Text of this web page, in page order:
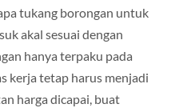
tukang borongan untuk
akal sesuai dengan
hanya terpaku pada
kerja tetap harus menjadi
harga dicapai, buat